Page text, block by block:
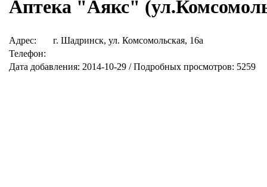
Аптека "Аякс"
Адрес:
г. Шадринск, ул. Комсомольская, 16а
Телефон:
Дата добавления: 2014-10-29 / Подробных просмотров: 5259